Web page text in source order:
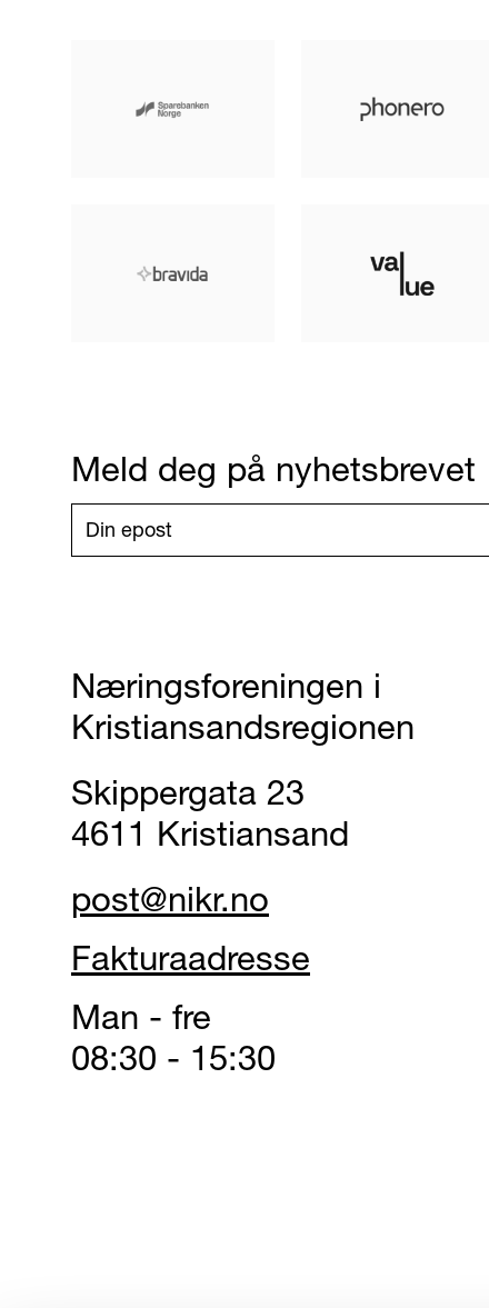
Meld deg på nyhetsbrevet
Næringsforeningen i
Kristiansandsregionen
Skippergata 23
4611 Kristiansand
post@nikr.no
Fakturaadresse
Man - fre
08:30 - 15:30